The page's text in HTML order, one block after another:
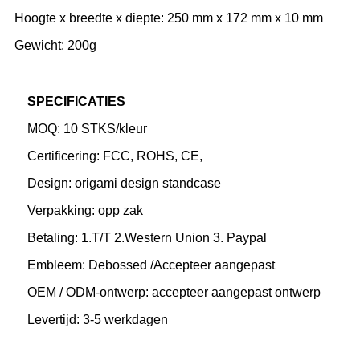
Hoogte x breedte x diepte: 250 mm x 172 mm x 10 mm
Gewicht: 200g
SPECIFICATIES
MOQ: 10 STKS/kleur
Certificering: FCC, ROHS, CE,
Design: origami design standcase
Verpakking: opp zak
Betaling: 1.T/T 2.Western Union 3. Paypal
Embleem: Debossed /Accepteer aangepast
OEM / ODM-ontwerp: accepteer aangepast ontwerp
Levertijd: 3-5 werkdagen